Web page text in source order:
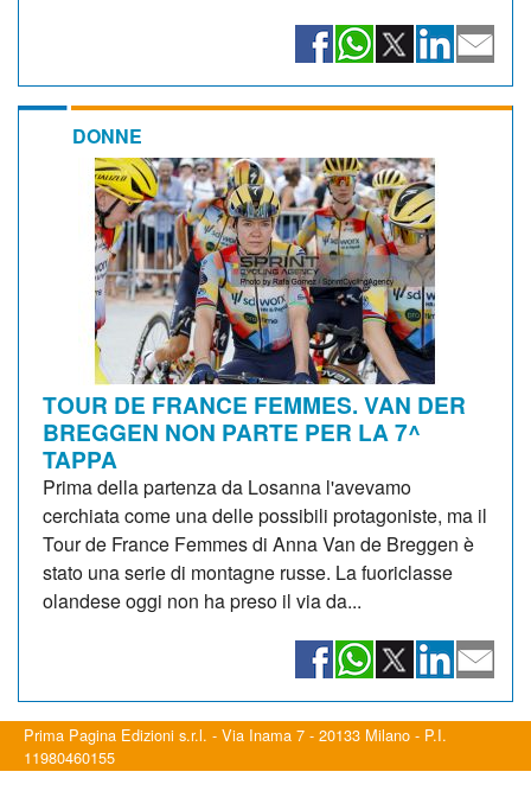
DONNE
TOUR DE FRANCE FEMMES. VAN DER
BREGGEN NON PARTE PER LA 7^
TAPPA
Prima della partenza da Losanna l'avevamo
cerchiata come una delle possibili protagoniste, ma il
Tour de France Femmes di Anna Van de Breggen è
stato una serie di montagne russe. La fuoriclasse
olandese oggi non ha preso il via da...
Prima Pagina Edizioni s.r.l. - Via Inama 7 - 20133 Milano - P.I.
11980460155